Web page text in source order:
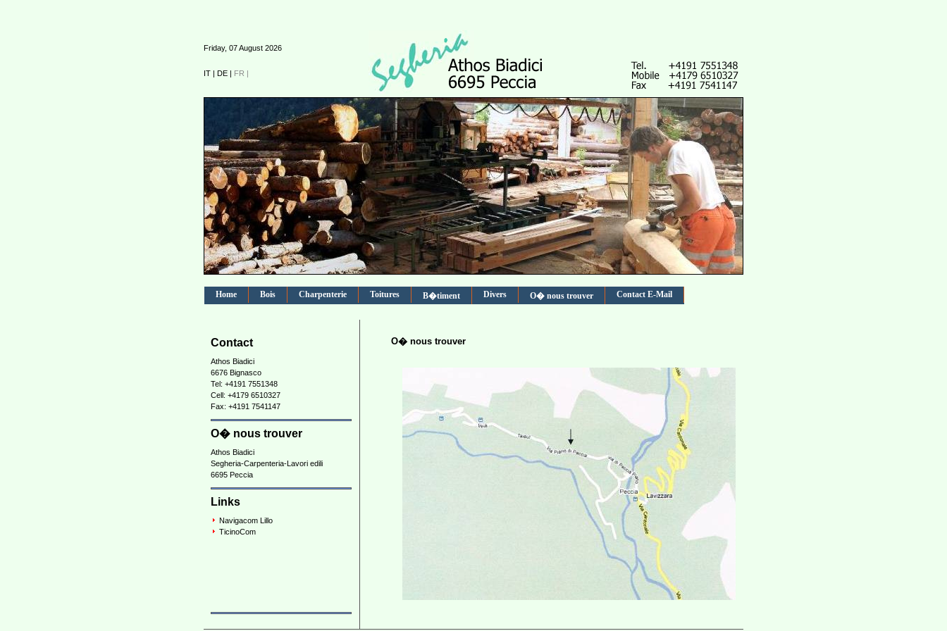
Friday, 07 August 2026
IT | DE | FR |
Home Bois Charpenterie Toitures B�timent Divers O� nous trouver Contact E-Mail
Contact
Athos Biadici
6676 Bignasco
Tel: +4191 7551348
Cell: +4179 6510327
Fax: +4191 7541147
O� nous trouver
Athos Biadici
Segheria-Carpenteria-Lavori edili
6695 Peccia
Links
Navigacom Lillo
TicinoCom
O� nous trouver